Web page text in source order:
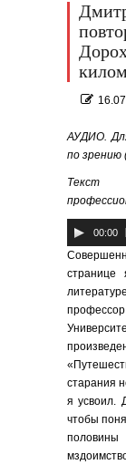
АУДИО.
по зрению
Текст
00:00
странице
старания
я усвоил.
чтобы
половины